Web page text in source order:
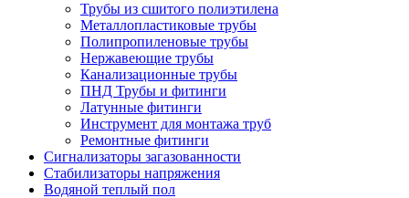
Трубы из сшитого полиэтилена
Металлопластиковые трубы
Полипропиленовые трубы
Нержавеющие трубы
Канализационные трубы
ПНД Трубы и фитинги
Латунные фитинги
Инструмент для монтажа труб
Ремонтные фитинги
Сигнализаторы загазованности
Стабилизаторы напряжения
Водяной теплый пол